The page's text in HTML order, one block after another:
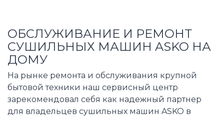
ОБСЛУЖИВАНИЕ И РЕМОНТ
СУШИЛЬНЫХ МАШИН ASKO НА
ДОМУ
На рынке ремонта и обслуживания крупной
бытовой техники наш сервисный центр
зарекомендовал себя как надежный партнер
для владельцев сушильных машин ASKO в